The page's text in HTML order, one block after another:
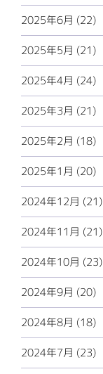
2025年6月 (22)
2025年5月 (21)
2025年4月 (24)
2025年3月 (21)
2025年2月 (18)
2025年1月 (20)
2024年12月 (21)
2024年11月 (21)
2024年10月 (23)
2024年9月 (20)
2024年8月 (18)
2024年7月 (23)